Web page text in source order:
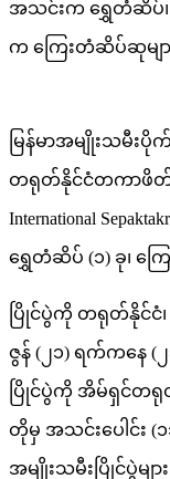
အသင်းက ရွှေတံဆိပ်၊
က ကြေးတံဆိပ်ဆုမျာ
မြန်မာအမျိုးသမီး
တရုတ်နိုင်ငံတကာဖိတ်ခေ
International
ရွှေတံဆိပ် (၁) ခု၊ က
ပြိုင်ပွဲကို တရုတ်နိုင်ငံ၊
ဇွန် (၂၁) ရက်ကနေ (
ပြိုင်ပွဲကို အိမ်ရှင်တရုတ်
တိုမှ အသင်းပေါင်း (၁
အမျိုးသမီးပြိုင်ပွဲမျ